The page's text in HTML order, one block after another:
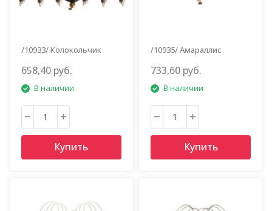
/10933/ Колокольчик
658,40 руб.
В наличии
Купить
/10935/ Амараллис
733,60 руб.
В наличии
Купить